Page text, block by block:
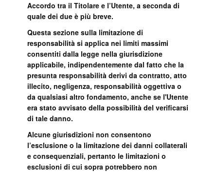
Accordo tra il Titolare e l’Utente, a seconda di
quale dei due è più breve.
Questa sezione sulla limitazione di
responsabilità si applica nei limiti massimi
consentiti dalla legge nella giurisdizione
applicabile, indipendentemente dal fatto che la
presunta responsabilità derivi da contratto, atto
illecito, negligenza, responsabilità oggettiva o
da qualsiasi altro fondamento, anche se l'Utente
era stato avvisato della possibilità del verificarsi
di tale danno.
Alcune giurisdizioni non consentono
l’esclusione o la limitazione dei danni collaterali
e consequenziali, pertanto le limitazioni o
esclusioni di cui sopra potrebbero non